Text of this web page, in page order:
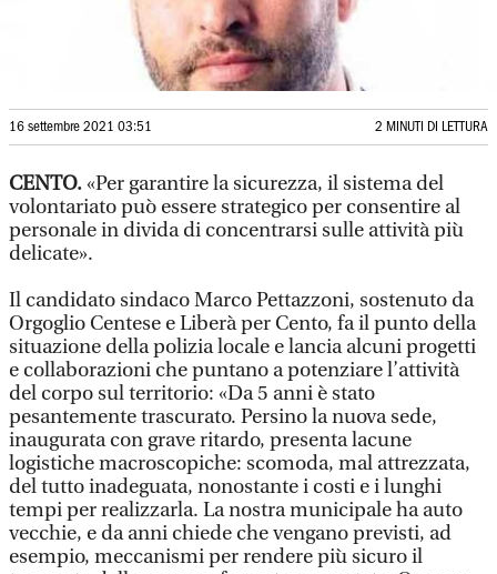
16 settembre 2021 03:51 2 MINUTI DI LETTURA
CENTO.«Per garantire la sicurezza, il sistema del
volontariato può essere strategico per consentire al
personale in divida di concentrarsi sulle attività più
delicate».
Il candidato sindaco Marco Pettazzoni, sostenuto da
Orgoglio Centese e Liberà per Cento, fa il punto della
situazione della polizia locale e lancia alcuni progetti
e collaborazioni che puntano a potenziare l’attività
del corpo sul territorio: «Da 5 anni è stato
pesantemente trascurato. Persino la nuova sede,
inaugurata con grave ritardo, presenta lacune
logistiche macroscopiche: scomoda, mal attrezzata,
del tutto inadeguata, nonostante i costi e i lunghi
tempi per realizzarla. La nostra municipale ha auto
vecchie, e da anni chiede che vengano previsti, ad
esempio, meccanismi per rendere più sicuro il